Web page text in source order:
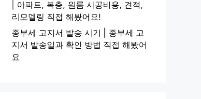
| 아파트, 복층, 원룸 시공비용, 견적,
리모델링 직접 해봤어요!
종부세 고지서 발송 시기 | 종부세 고
지서 발송일과 확인 방법 직접 해봤어
요